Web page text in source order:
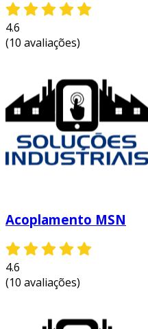
4.6
(10 avaliações)
Acoplamento MSN
4.6
(10 avaliações)